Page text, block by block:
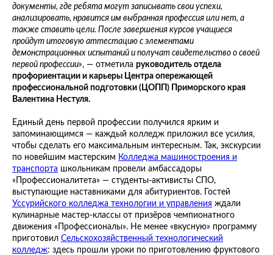
документы, где ребята могут записывать свои успехи,
анализировать, нравится им выбранная профессия или нет, а
также ставить цели. После завершения курсов учащиеся
пройдут итоговую аттестацию с элементами
демонстрационных испытаний и получат свидетельство о своей
первой профессии», — отметила руководитель отдела
профориентации и карьеры Центра опережающей
профессиональной подготовки (ЦОПП) Приморского края
Валентина Нестуля.
Единый день первой профессии получился ярким и
запоминающимся — каждый колледж приложил все усилия,
чтобы сделать его максимальным интересным. Так, экскурсии
по новейшим мастерским Колледжа машиностроения и
транспорта школьникам провели амбассадоры
«Профессионалитета» — студенты-активисты СПО,
выступающие наставниками для абитуриентов. Гостей
Уссурийского колледжа технологии и управления ждали
кулинарные мастер-классы от призёров чемпионатного
движения «Профессионалы». Не менее «вкусную» программу
приготовил Сельскохозяйственный технологический
колледж: здесь прошли уроки по приготовлению фруктового